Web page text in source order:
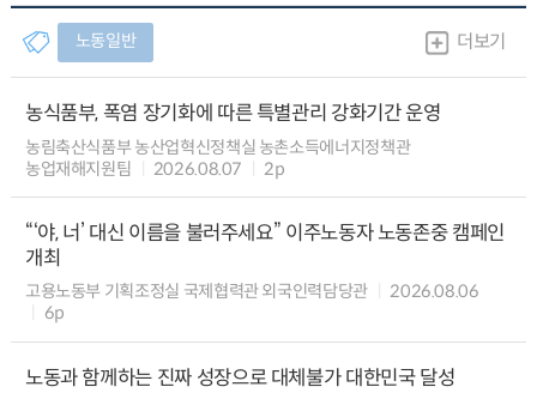
노동일반 더보기
농식품부, 폭염 장기화에 따른 특별관리 강화기간 운영
농림축산식품부 농산업혁신정책실 농촌소득에너지정책관
농업재해지원팀
2026.08.07 2p
“‘야, 너’ 대신 이름을 불러주세요” 이주노동자 노동존중 캠페인
개최
고용노동부 기획조정실 국제협력관 외국인력담당관
2026.08.06
6p
노동과 함께하는 진짜 성장으로 대체불가 대한민국 달성